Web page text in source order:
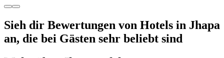
Sieh dir Bewertungen von Hotels in Jhapa
an, die bei Gästen sehr beliebt sind